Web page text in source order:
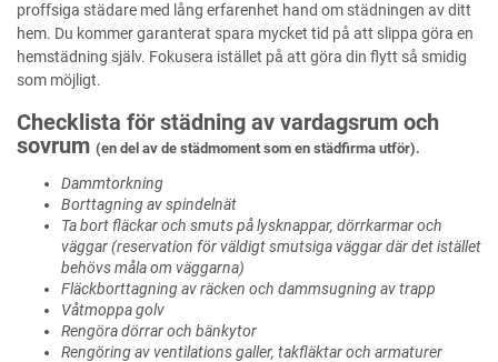
proffsiga städare med lång erfarenhet hand om städningen av ditt
hem. Du kommer garanterat spara mycket tid på att slippa göra en
hemstädning själv. Fokusera istället på att göra din flytt så smidig
som möjligt.
Checklista för städning av vardagsrum och
sovrum (en del av de städmoment som en städfirma utför).
Dammtorkning
Borttagning av spindelnät
Ta bort fläckar och smuts på lysknappar, dörrkarmar och
väggar (reservation för väldigt smutsiga väggar där det istället
behövs måla om väggarna)
Fläckborttagning av räcken och dammsugning av trapp
Våtmoppa golv
Rengöra dörrar och bänkytor
Rengöring av ventilations galler, takfläktar och armaturer